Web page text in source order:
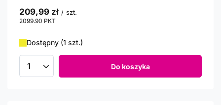
209,99 zł / szt.
2099.90 PKT
Dostępny (1 szt.)
Ilość produktów Do koszyka